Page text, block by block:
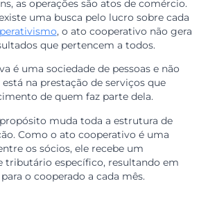
em
ao mercado
as operações são atos de
existe uma busca pelo lucro sobre
, o ato cooperativo não